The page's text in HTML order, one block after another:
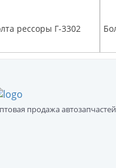
рессоры Г-3302
продажа автозапчастей